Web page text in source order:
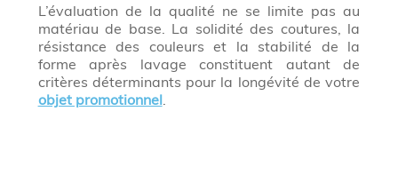
L’évaluation de la qualité ne se limite pas au
matériau de base. La solidité des coutures, la
résistance des couleurs et la stabilité de la
forme après lavage constituent autant de
critères déterminants pour la longévité de votre
objet promotionnel.